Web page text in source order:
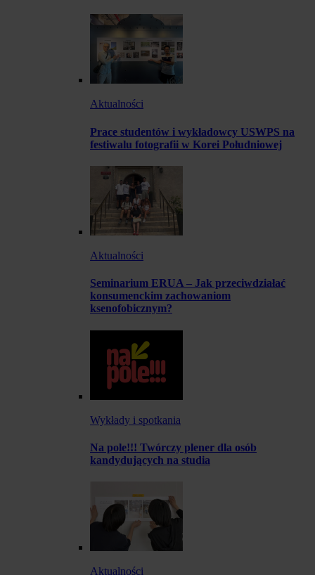
Aktualności
Prace studentów i wykładowcy USWPS na
festiwalu fotografii w Korei Południowej
Aktualności
Seminarium ERUA – Jak przeciwdziałać
konsumenckim zachowaniom
ksenofobicznym?
Wykłady i spotkania
Na pole!!! Twórczy plener dla osób
kandydujących na studia
Aktualności